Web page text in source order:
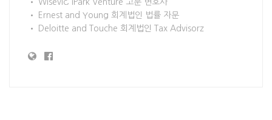
• Wisevic; iPark Venture 고문 변호사
• Ernest and Young 회계법인 법률 자문
• Deloitte and Touche 회계법인 Tax Advisorz